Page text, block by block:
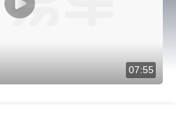
07:55